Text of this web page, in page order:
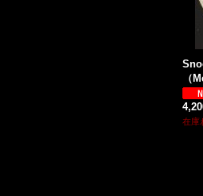
（
在庫